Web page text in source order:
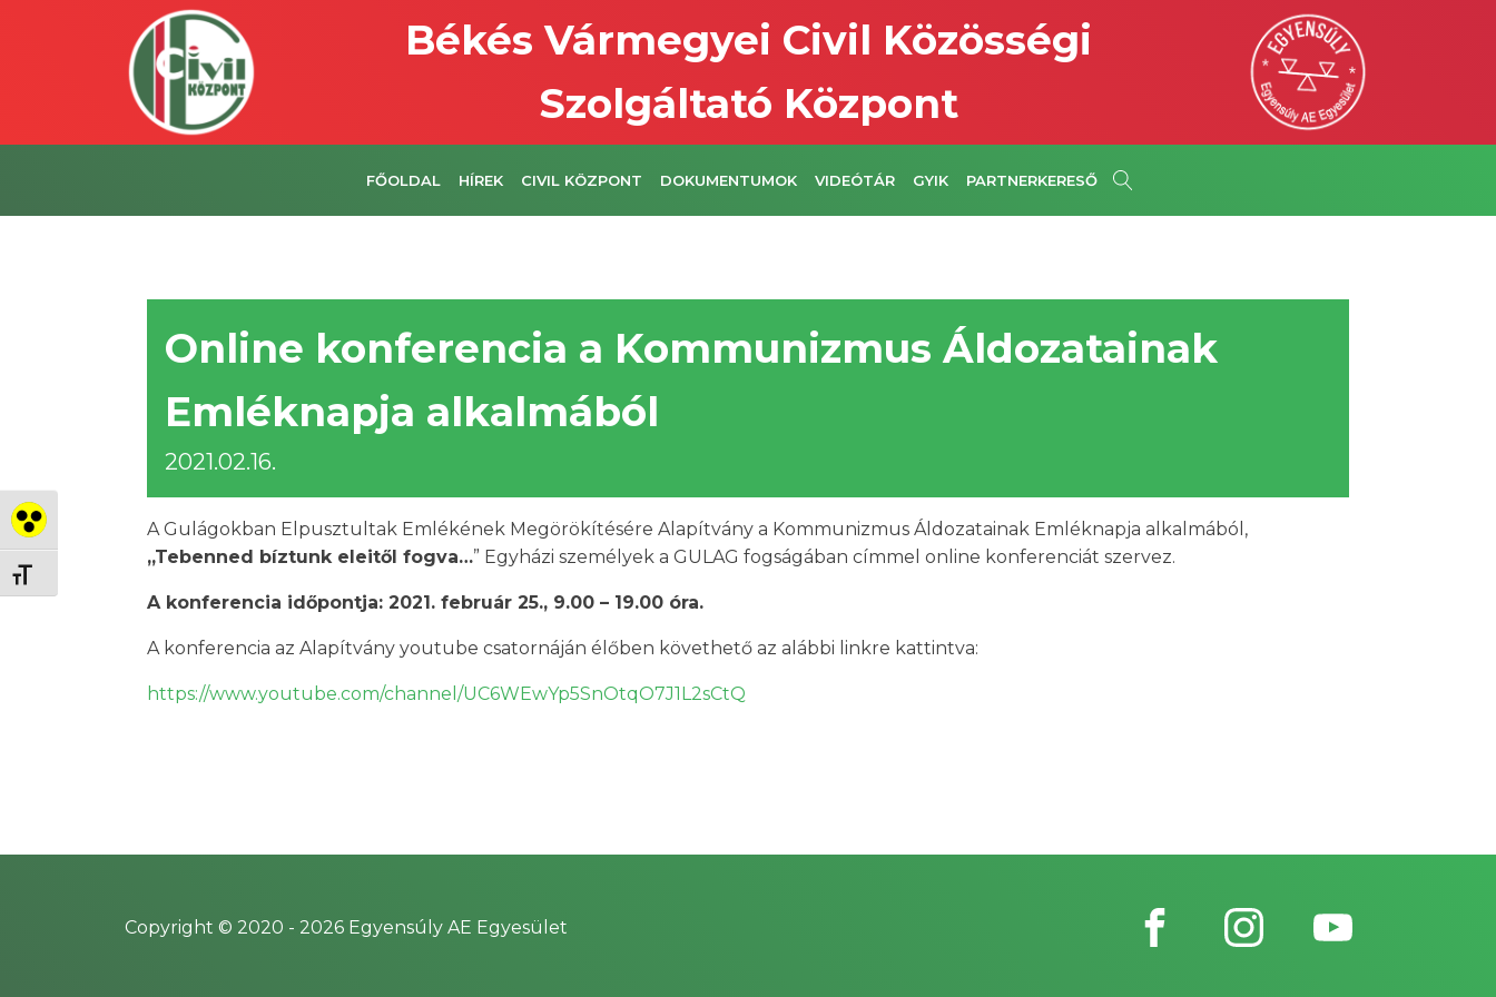
Nagy kontraszt váltása
Betűméret váltása
Békés Vármegyei Civil Közösségi
Szolgáltató Központ
FŐOLDAL HÍREK CIVIL KÖZPONT DOKUMENTUMOK VIDEÓTÁR GYIK PARTNERKERESŐ
Online konferencia a Kommunizmus Áldozatainak
Emléknapja alkalmából
2021.02.16.
A Gulágokban Elpusztultak Emlékének Megörökítésére Alapítvány a Kommunizmus Áldozatainak Emléknapja alkalmából,
„Tebenned bíztunk eleitől fogva…” Egyházi személyek a GULAG fogságában címmel online konferenciát szervez.
A konferencia időpontja: 2021. február 25., 9.00 – 19.00 óra.
A konferencia az Alapítvány youtube csatornáján élőben követhető az alábbi linkre kattintva:
https://www.youtube.com/channel/UC6WEwYp5SnOtqO7J1L2sCtQ
Copyright © 2020 - 2026 Egyensúly AE Egyesület